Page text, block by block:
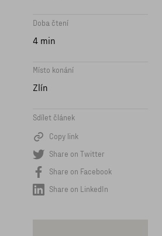
Doba čtení
4 min
Místo konání
Zlín
Sdílet článek
Copy link
Share on Twitter
Share on Facebook
Share on LinkedIn